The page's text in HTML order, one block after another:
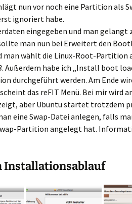
nun vor noch eine Partition als
ignoriert habe.
eingegeben und man gelangt
man nun bei Erweitert den
man wählt die Linux-Root-Partition
. Außerdem habe ich „Install boot
durchgeführt werden. Am Ende
das reFIT Menü. Bei mir wird
aber Ubuntu startet trotzdem
eine Swap-Datei anlegen, falls
Partition angelegt hat.
Installationsablauf